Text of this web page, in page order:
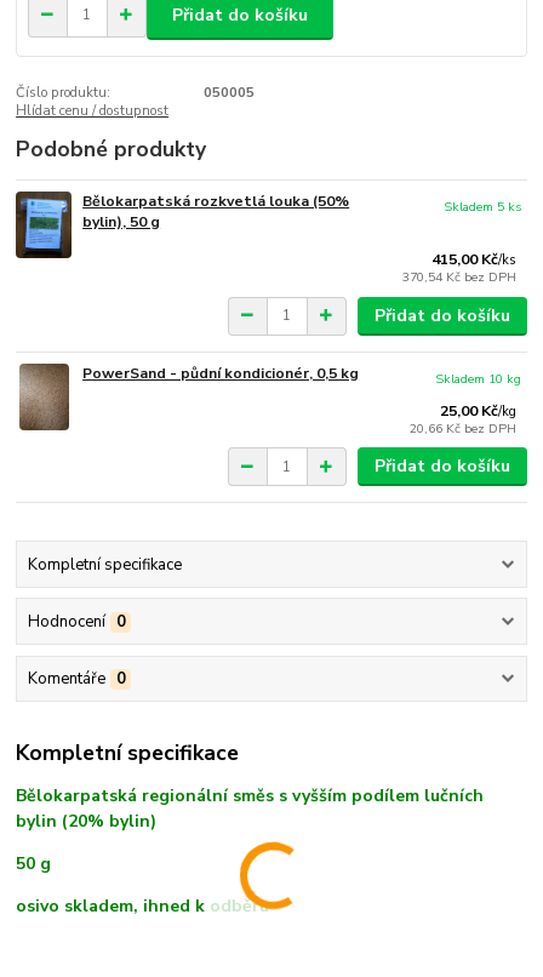
Přidat do košíku
Číslo produktu:
050005
Hlídat cenu / dostupnost
Podobné produkty
Bělokarpatská rozkvetlá louka (50%
bylin), 50 g
415,00 Kč/ks
370,54 Kč bez DPH
Skladem 5 ks
Přidat do košíku
PowerSand - půdní kondicionér, 0,5 kg
25,00 Kč/kg
20,66 Kč bez DPH
Skladem 10 kg
Přidat do košíku
Kompletní specifikace
Hodnocení 0
Komentáře 0
Kompletní specifikace
Bělokarpatská regionální směs s vyšším podílem lučních
bylin (20% bylin)
50 g
osivo skladem, ihned k odběru